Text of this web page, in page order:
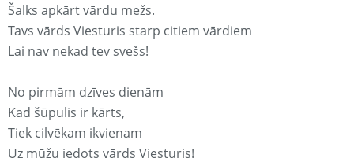
Šalks apkārt vārdu mežs.
Tavs vārds Viesturis starp citiem vārdiem
Lai nav nekad tev svešs!
No pirmām dzīves dienām
Kad šūpulis ir kārts,
Tiek cilvēkam ikvienam
Uz mūžu iedots vārds Viesturis!